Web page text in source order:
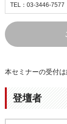
TEL：03-3446-7577
本セミナーの受付は
登壇者